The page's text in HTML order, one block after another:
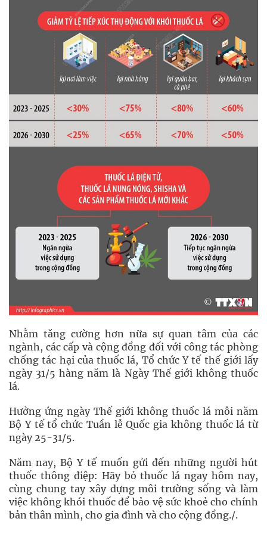
Nhằm tăng cường hơn nữa sự quan tâm của các
ngành, các cấp và cộng đồng đối với công tác phòng
chống tác hại của thuốc lá, Tổ chức Y tế thế giới lấy
ngày 31/5 hàng năm là Ngày Thế giới không thuốc
lá.
Hưởng ứng ngày Thế giới không thuốc lá mỗi năm
Bộ Y tế tổ chức Tuần lễ Quốc gia không thuốc lá từ
ngày 25-31/5.
Năm nay, Bộ Y tế muốn gửi đến những người hút
thuốc thông điệp: Hãy bỏ thuốc lá ngay hôm nay,
cùng chung tay xây dựng môi trường sống và làm
việc không khói thuốc để bảo vệ sức khoẻ cho chính
bản thân mình, cho gia đình và cho cộng đồng./.